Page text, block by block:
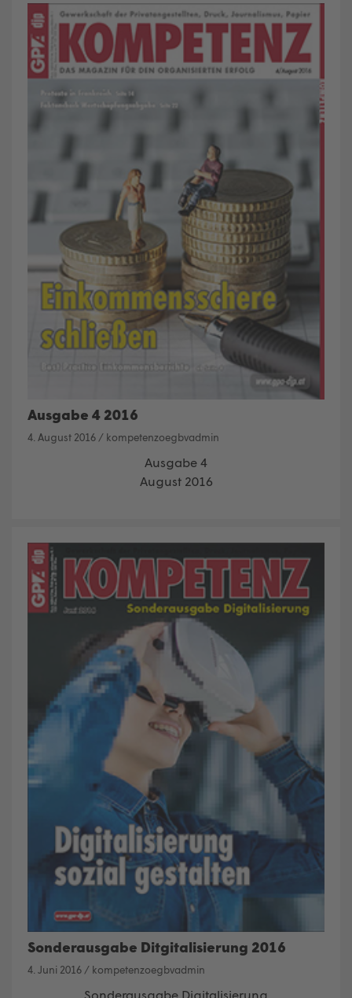
Ausgabe 4 2016
4. August 2016 / kompetenzoegbvadmin
Ausgabe 4
August 2016
Sonderausgabe Ditgitalisierung 2016
4. Juni 2016 / kompetenzoegbvadmin
Sonderausgabe Digitalisierung